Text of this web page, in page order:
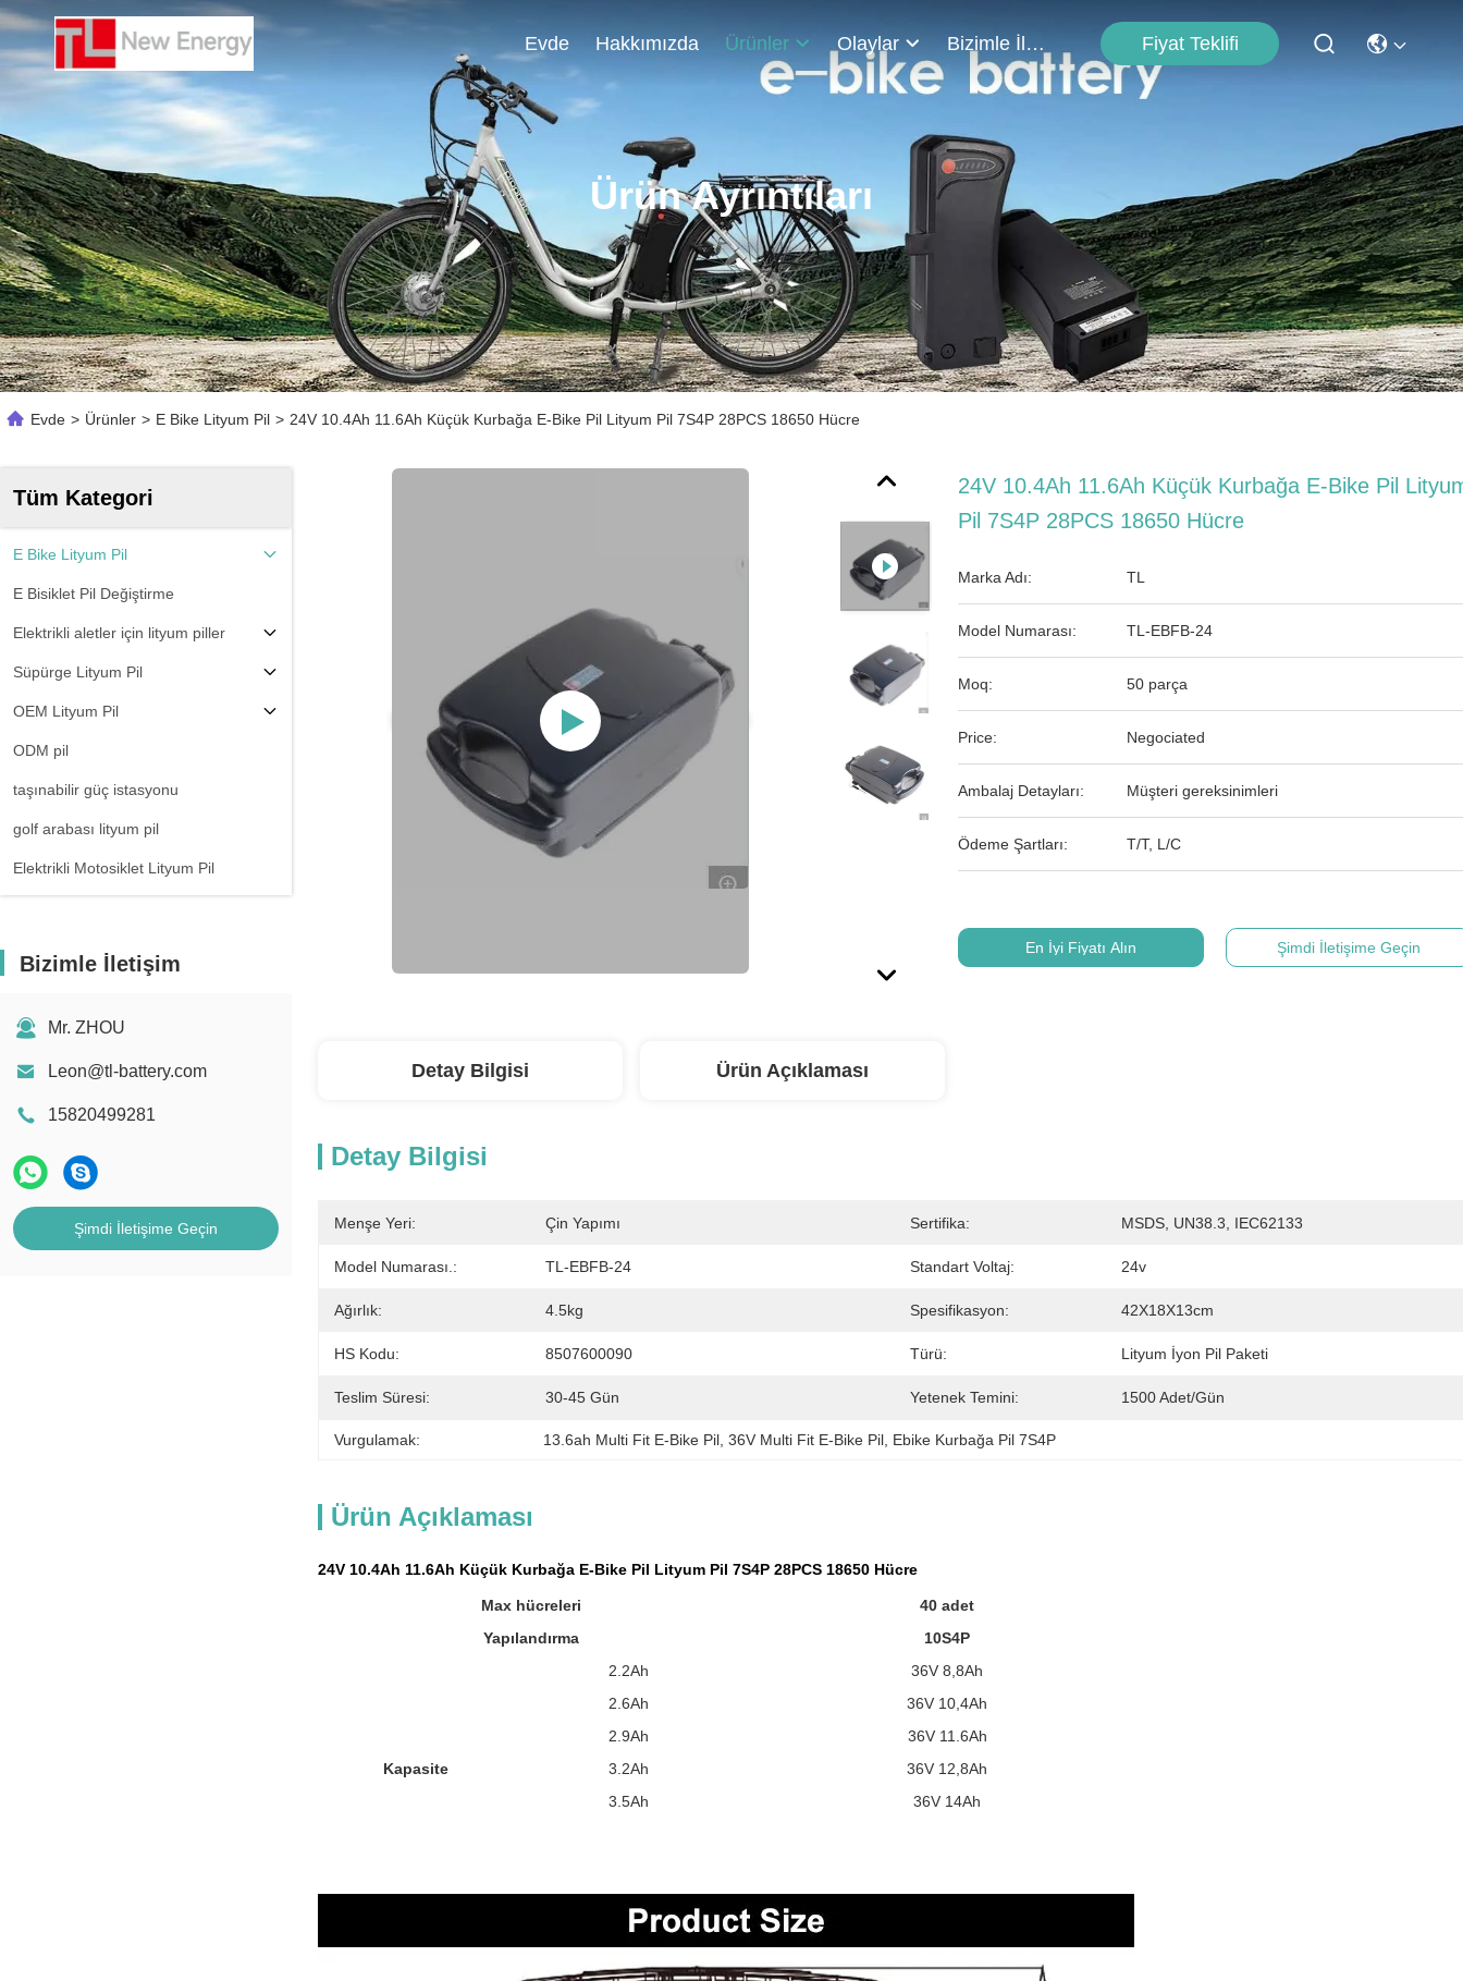
Evde Hakkımızda Ürünler Olaylar Bizimle İletişim Fiyat Teklifi
Ürün Ayrıntıları
Evde > Ürünler > E Bike Lityum Pil > 24V 10.4Ah 11.6Ah Küçük Kurbağa E-Bike Pil Lityum Pil 7S4P 28PCS 18650 Hücre
Tüm Kategori
E Bike Lityum Pil
E Bisiklet Pil Değiştirme
Elektrikli aletler için lityum piller
Süpürge Lityum Pil
OEM Lityum Pil
ODM pil
taşınabilir güç istasyonu
golf arabası lityum pil
Elektrikli Motosiklet Lityum Pil
Bizimle İletişim
Mr. ZHOU
Leon@tl-battery.com
15820499281
Şimdi İletişime Geçin
24V 10.4Ah 11.6Ah Küçük Kurbağa E-Bike Pil
Pil 7S4P 28PCS 18650 Hücre
Marka Adı: TL
Model Numarası: TL-EBFB-24
Moq: 50 parça
Price: Negociated
Ambalaj Detayları: Müşteri gereksinimleri
Ödeme Şartları: T/T, L/C
En İyi Fiyatı Alın Şimdi İletişime Geçin
Detay Bilgisi Ürün Açıklaması
Detay Bilgisi
Menşe Yeri: Çin Yapımı Sertifika: MSDS, UN38.3, IEC62133
Model Numarası.: TL-EBFB-24 Standart Voltaj: 24v
Ağırlık: 4.5kg Spesifikasyon: 42X18X13cm
HS Kodu: 8507600090 Türü: Lityum İyon Pil Paketi
Teslim Süresi: 30-45 Gün Yetenek Temini: 1500 Adet/gün
Vurgulamak: 13.6ah Multi Fit E-Bike Pil , 36V Multi Fit E-Bike Pil Ebike Kurbağa Pil 7S4P
Ürün Açıklaması
24V 10.4Ah 11.6Ah Küçük Kurbağa E-Bike Pil Lityum Pil 7S4P 28PCS 18650 Hücre
Max hücreleri
40 adet
Yapılandırma
10S4P
Kapasite
2.2Ah
36V 8,8Ah
2.6Ah
36V 10,4Ah
2.9Ah
36V 11.6Ah
3.2Ah
36V 12,8Ah
3.5Ah
36V 14Ah